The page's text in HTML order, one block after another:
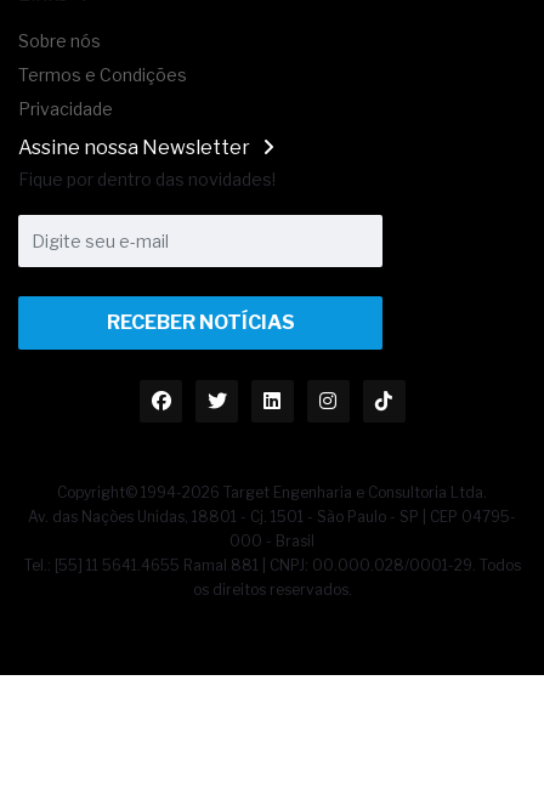
Sobre nós
Termos e Condições
Privacidade
Assine nossa Newsletter
Fique por dentro das novidades!
RECEBER NOTÍCIAS
Copyright© 1994-2026 Target Engenharia e Consultoria Ltda.
Av. das Nações Unidas, 18801 - Cj. 1501 - São Paulo - SP | CEP 04795-
000 - Brasil
Tel.: [55] 11 5641.4655 Ramal 881 | CNPJ: 00.000.028/0001-29. Todos
os direitos reservados.